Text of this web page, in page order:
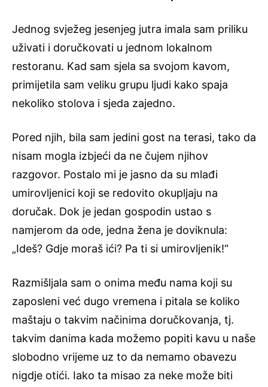
Jednog svježeg jesenjeg jutra imala sam priliku
uživati ​​i doručkovati u jednom lokalnom
restoranu. Kad sam sjela sa svojom kavom,
primijetila sam veliku grupu ljudi kako spaja
nekoliko stolova i sjeda zajedno.
Pored njih, bila sam jedini gost na terasi, tako da
nisam mogla izbjeći da ne čujem njihov
razgovor. Postalo mi je jasno da su mlađi
umirovljenici koji se redovito okupljaju na
doručak. Dok je jedan gospodin ustao s
namjerom da ode, jedna žena je doviknula:
„Ideš? Gdje moraš ići? Pa ti si umirovljenik!“
Razmišljala sam o onima među nama koji su
zaposleni već dugo vremena i pitala se koliko
maštaju o takvim načinima doručkovanja, tj.
takvim danima kada možemo popiti kavu u naše
slobodno vrijeme uz to da nemamo obavezu
nigdje otići. Iako ta misao za neke može biti